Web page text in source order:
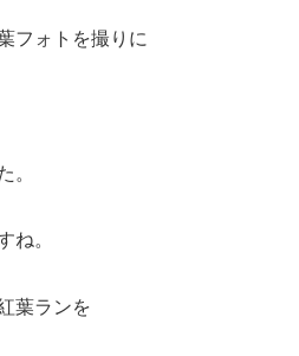
フォトを撮りに
。
ね。
葉ランを